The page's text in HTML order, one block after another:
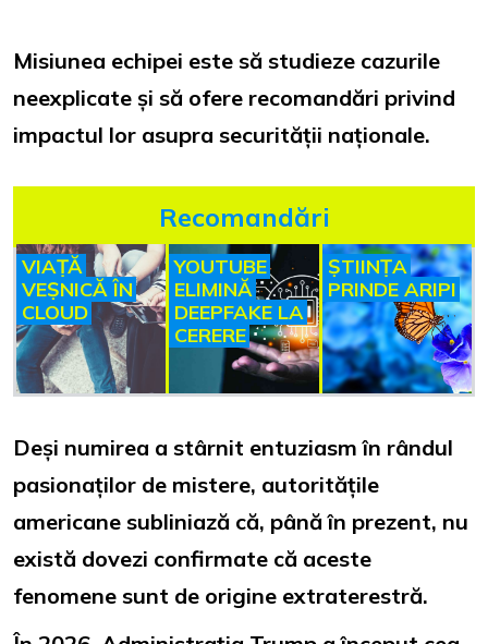
Misiunea echipei este să studieze cazurile
neexplicate și să ofere recomandări privind
impactul lor asupra securității naționale.
Recomandări
VIAȚĂ
VEȘNICĂ ÎN
CLOUD
YOUTUBE
ELIMINĂ
DEEPFAKE LA
CERERE
ȘTIINȚA
PRINDE ARIPI
Deși numirea a stârnit entuziasm în rândul
pasionaților de mistere, autoritățile
americane subliniază că, până în prezent, nu
există dovezi confirmate că aceste
fenomene sunt de origine extraterestră.